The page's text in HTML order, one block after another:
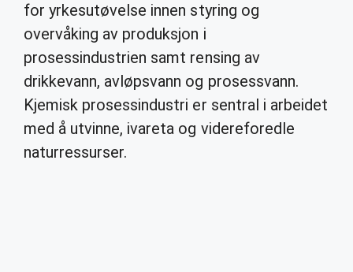
for yrkesutøvelse innen styring og
overvåking av produksjon i
prosessindustrien samt rensing av
drikkevann, avløpsvann og prosessvann.
Kjemisk prosessindustri er sentral i arbeidet
med å utvinne, ivareta og videreforedle
naturressurser.